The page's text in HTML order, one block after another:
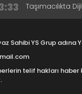
Taşımacılıkta
Çocuklara
Aksaray Esnaf
Sahibi YS Grup adına
telif hakları